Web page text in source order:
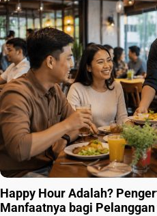
Happy Hour Adalah?
Manfaatnya bagi